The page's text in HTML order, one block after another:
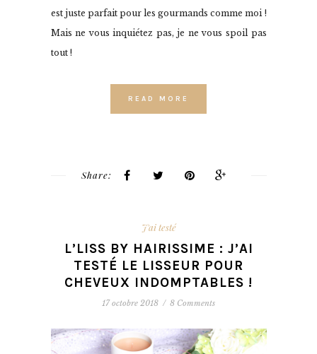
est juste parfait pour les gourmands comme moi !
Mais ne vous inquiétez pas, je ne vous spoil pas
tout !
READ MORE
Share:
J'ai testé
L’LISS BY HAIRISSIME : J’AI
TESTÉ LE LISSEUR POUR
CHEVEUX INDOMPTABLES !
17 octobre 2018 / 8 Comments